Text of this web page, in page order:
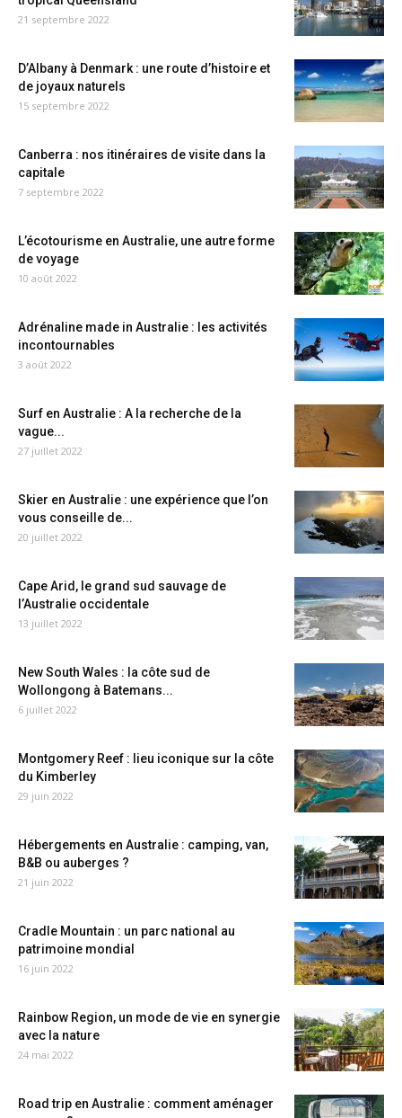
21 septembre 2022
D’Albany à Denmark : une route d’histoire et
de joyaux naturels
15 septembre 2022
Canberra : nos itinéraires de visite dans la
capitale
7 septembre 2022
L’écotourisme en Australie, une autre forme
de voyage
10 août 2022
Adrénaline made in Australie : les activités
incontournables
3 août 2022
Surf en Australie : A la recherche de la
vague...
27 juillet 2022
Skier en Australie : une expérience que l’on
vous conseille de...
20 juillet 2022
Cape Arid, le grand sud sauvage de
l’Australie occidentale
13 juillet 2022
New South Wales : la côte sud de
Wollongong à Batemans...
6 juillet 2022
Montgomery Reef : lieu iconique sur la côte
du Kimberley
29 juin 2022
Hébergements en Australie : camping, van,
B&B ou auberges ?
21 juin 2022
Cradle Mountain : un parc national au
patrimoine mondial
16 juin 2022
Rainbow Region, un mode de vie en synergie
avec la nature
24 mai 2022
Road trip en Australie : comment aménager